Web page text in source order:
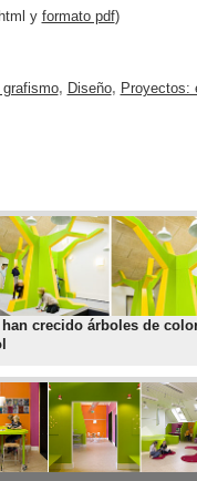
y formato pdf)
, Diseño, Proyectos:
crecido árboles de